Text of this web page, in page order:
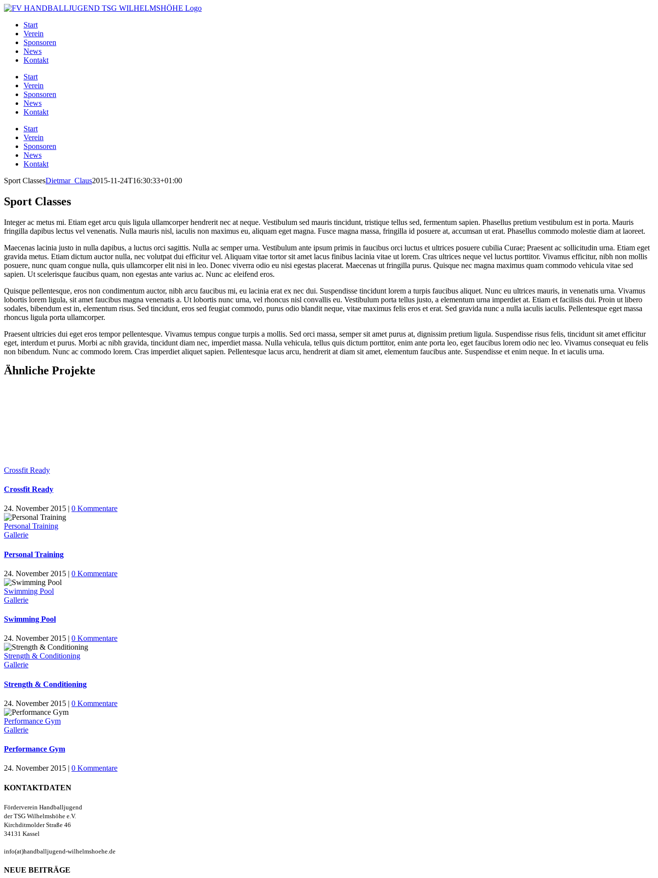
Zum
springenStart
Verein
Sponsoren
News
Kontakt
Start
Verein
Sponsoren
News
Kontakt
Start
Verein
Sponsoren
News
Kontakt
Sport ClassesDietmar_Claus2015-11-24T16:30:33+01:00
Sport Classes
Integer ac metus mi. Etiam eget arcu quis ligula ullamcorper hendrerit nec at neque. Vestibulum sed mauris tincidunt, tristique tellus sed, fermentum sapien. Phasellus pretium vestibulum est in porta. Mauris
fringilla dapibus lectus vel venenatis. Nulla mauris nisl, iaculis non maximus eu, aliquam eget magna. Fusce magna massa, fringilla id posuere at, accumsan ut erat. Phasellus commodo molestie diam at laoreet.
Maecenas lacinia justo in nulla dapibus, a luctus orci sagittis. Nulla ac semper urna. Vestibulum ante ipsum primis in faucibus orci luctus et ultrices posuere cubilia Curae; Praesent ac sollicitudin urna. Etiam eget
gravida metus. Etiam dictum auctor nulla, nec volutpat dui efficitur vel. Aliquam vitae tortor sit amet lacus finibus lacinia vitae ut lorem. Cras ultrices neque vel luctus porttitor. Vivamus efficitur, nibh non mollis
posuere, nunc quam congue nulla, quis ullamcorper elit nisi in leo. Donec viverra odio eu nisi egestas placerat. Maecenas ut fringilla purus. Quisque nec magna maximus quam commodo vehicula vitae sed
sapien. Ut scelerisque faucibus quam, non egestas ante varius ac. Nunc ac eleifend eros.
Quisque pellentesque, eros non condimentum auctor, nibh arcu faucibus mi, eu lacinia erat ex nec dui. Suspendisse tincidunt lorem a turpis faucibus aliquet. Nunc eu ultrices mauris, in venenatis urna. Vivamus
lobortis lorem ligula, sit amet faucibus magna venenatis a. Ut lobortis nunc urna, vel rhoncus nisl convallis eu. Vestibulum porta tellus justo, a elementum urna imperdiet at. Etiam et facilisis dui. Proin ut libero
sodales, bibendum est in, elementum risus. Sed tincidunt, eros sed feugiat commodo, purus odio blandit neque, vitae maximus felis eros et erat. Sed gravida nunc a nulla iaculis iaculis. Pellentesque eget massa
rhoncus ligula porta ullamcorper.
Praesent ultricies dui eget eros tempor pellentesque. Vivamus tempus congue turpis a mollis. Sed orci massa, semper sit amet purus at, dignissim pretium ligula. Suspendisse risus felis, tincidunt sit amet efficitur
eget, interdum et purus. Morbi ac nibh gravida, tincidunt diam nec, imperdiet massa. Nulla vehicula, tellus quis dictum porttitor, enim ante porta leo, eget faucibus lorem odio nec leo. Vivamus consequat eu felis
non bibendum. Nunc ac commodo lorem. Cras imperdiet aliquet sapien. Pellentesque lacus arcu, hendrerit at diam sit amet, elementum faucibus ante. Suspendisse et enim neque. In et iaculis urna.
Ähnliche Projekte
Crossfit Ready
Crossfit Ready
24. November 2015 | 0 Kommentare
Personal Training
Gallerie
Personal Training
24. November 2015 | 0 Kommentare
Swimming Pool
Gallerie
Swimming Pool
24. November 2015 | 0 Kommentare
Strength & Conditioning
Gallerie
Strength & Conditioning
24. November 2015 | 0 Kommentare
Performance Gym
Gallerie
Performance Gym
24. November 2015 0 Kommentare
KONTAKTDATEN
Förderverein Handballjugend
der TSG Wilhelmshöhe e.V.
Kirchditmolder Straße 46
34131 Kassel
info(at)handballjugend-wilhelmshoehe.de
NEUE BEITRÄGE